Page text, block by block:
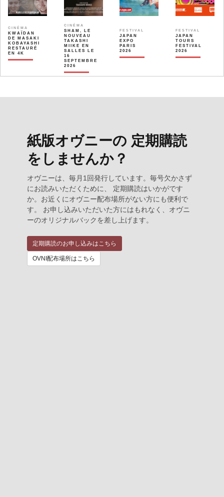
CINÉMA
KWAÏDAN
DE MASAKI
KOBAYASHI
RESTAURÉ
EN 4K
CINÉMA
SHAM, LE
NOUVEAU
TAKASHI
MIIKE EN
SALLES LE
16
SEPTEMBRE
2026
FESTIVAL
JAPAN
EXPO
PARIS
2026
FESTIVAL
JAPAN
TOURS
FESTIVAL
2026
紙版オヴニーの 定期購読
をしませんか？
オヴニーは、毎月1回発行しています。毎号欠かさず
にお読みいただくために、 定期購読はいかがです
か。お近くにオヴニー配布場所がない方にも便利で
す。 お申し込みいただいた方にはもれなく、オヴニ
ーのオリジナルバックを差し上げます。
定期購読のお申し込みはこちら
OVNI配布場所はこちら